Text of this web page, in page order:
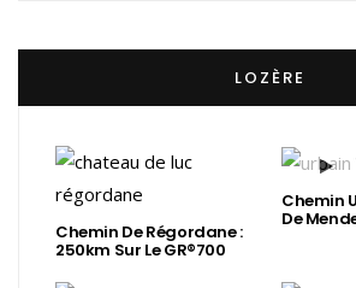
LOZÈRE
Chemin De Régordane :
250km Sur Le GR®700
Chemin
De